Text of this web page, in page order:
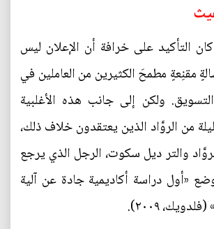
كان التأكيد على خرافة أن الإعلان ليس
مقنِعةٍ مطمحَ الكثيرين من العاملين في
ولكن إلى جانب هذه الأغلبية
من الروَّاد الذين يعتقدون خلاف ذلك،
والتر ديل سكوت، الرجل الذي يرجع
«أول دراسة أكاديمية جادة عن آلية
٢٠٠٩).